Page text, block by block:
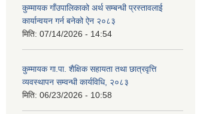
कुम्मायक गाँउपालिकाको अर्थ सम्बन्धी प्रस्तावलाई
कार्यान्वयन गर्न बनेको ऐन २०८३
मिति: 07/14/2026 - 14:54
कुम्मायक गा.पा. शैक्षिक सहायता तथा छात्रवृत्ति
व्यवस्थापन सम्वन्धी कार्यविधि, २०८३
मिति: 06/23/2026 - 10:58